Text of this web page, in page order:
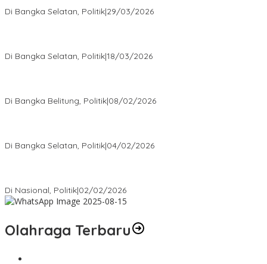
Di Bangka Selatan, Politik|29/03/2026
Di Bangka Selatan, Politik|18/03/2026
Di Bangka Belitung, Politik|08/02/2026
Di Bangka Selatan, Politik|04/02/2026
Di Nasional, Politik|02/02/2026
Olahraga Terbaru